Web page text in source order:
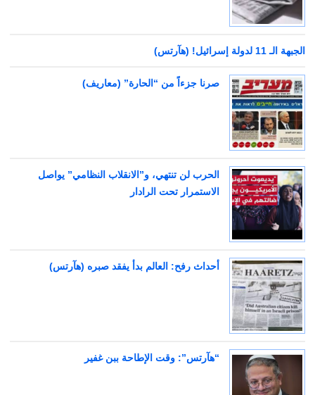
الجبهة الـ 11 لدولة إسرائيل! (هآرتس)
صرنا جزءاً من “الحارة” (معاريف)
الحرب لن تنتهي، و”الانقلاب النظامي” يواصل
الاستمرار تحت الرادار
أحداث رفح: العالم بدأ يفقد صبره (هآرتس)
“هآرتس”: وقت الإطاحة ببن غفير